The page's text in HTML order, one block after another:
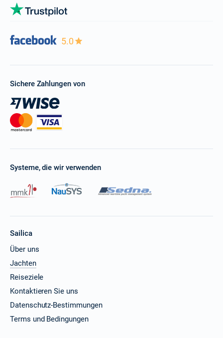
5.0
Sichere Zahlungen von
Systeme, die wir verwenden
Sailica
Über uns
Jachten
Reiseziele
Kontaktieren Sie uns
Datenschutz-Bestimmungen
Terms und Bedingungen